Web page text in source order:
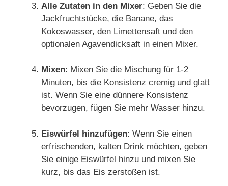
Alle Zutaten in den Mixer: Geben Sie die
Jackfruchtstücke, die Banane, das
Kokoswasser, den Limettensaft und den
optionalen Agavendicksaft in einen Mixer.
Mixen: Mixen Sie die Mischung für 1-2
Minuten, bis die Konsistenz cremig und glatt
ist. Wenn Sie eine dünnere Konsistenz
bevorzugen, fügen Sie mehr Wasser hinzu.
Eiswürfel hinzufügen: Wenn Sie einen
erfrischenden, kalten Drink möchten, geben
Sie einige Eiswürfel hinzu und mixen Sie
kurz, bis das Eis zerstoßen ist.